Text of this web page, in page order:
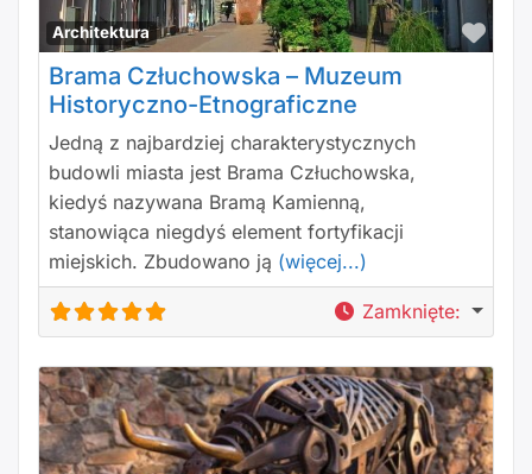
Architektura
Brama Człuchowska – Muzeum
Historyczno-Etnograficzne
Jedną z najbardziej charakterystycznych
budowli miasta jest Brama Człuchowska,
kiedyś nazywana Bramą Kamienną,
stanowiąca niegdyś element fortyfikacji
miejskich. Zbudowano ją (więcej...)
Zamknięte: